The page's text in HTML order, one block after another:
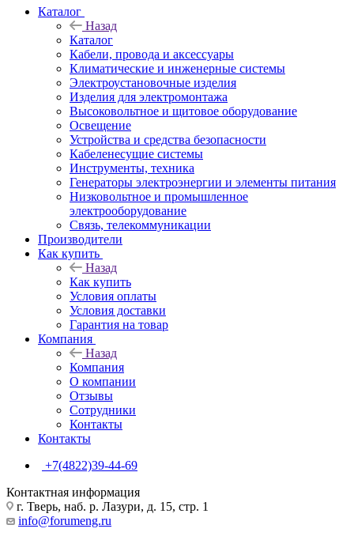
Каталог
Назад
Каталог
Кабели, провода и аксессуары
Климатические и инженерные системы
Электроустановочные изделия
Изделия для электромонтажа
Высоковольтное и щитовое оборудование
Освещение
Устройства и средства безопасности
Кабеленесущие системы
Инструменты, техника
Генераторы электроэнергии и элементы питания
Низковольтное и промышленное
электрооборудование
Связь, телекоммуникации
Производители
Как купить
Назад
Как купить
Условия оплаты
Условия доставки
Гарантия на товар
Компания
Назад
Компания
О компании
Отзывы
Сотрудники
Контакты
Контакты
+7(4822)39-44-69
Контактная информация
г. Тверь, наб. р. Лазури, д. 15, стр. 1
info@forumeng.ru